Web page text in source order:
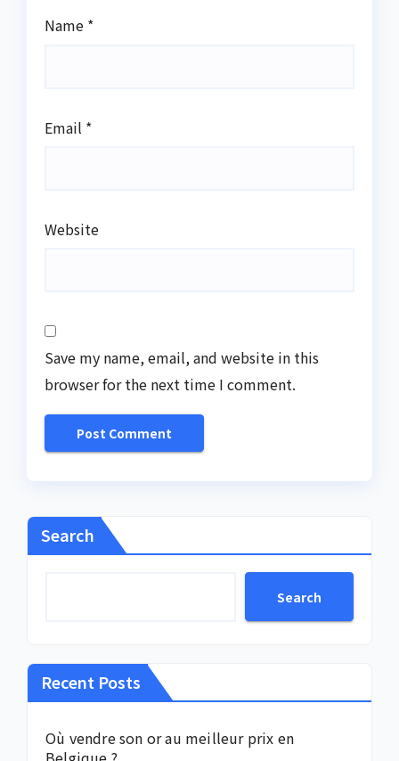
Name *
Email *
Website
Save my name, email, and website in this
browser for the next time I comment.
Search
Search
Recent Posts
Où vendre son or au meilleur prix en